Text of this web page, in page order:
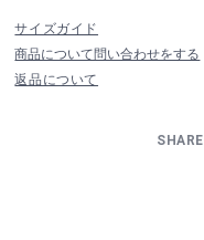
サイズガイド
商品について問い合わせをする
返品について
SHARE